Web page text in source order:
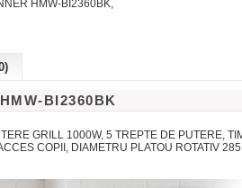
HMW-BI2360BK,
BI2360BK
GRILL 1000W, 5 TREPTE DE PUTERE,
COPII, DIAMETRU PLATOU ROTATIV